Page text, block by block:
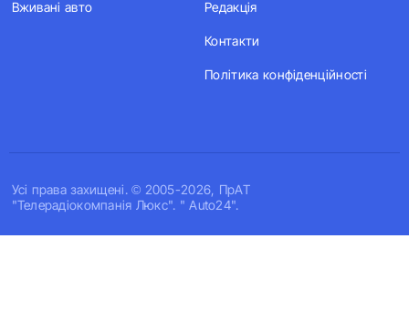
Усi права захищенi. © 2005-2026, ПрАТ
"Телерадіокомпанія Люкс". " Auto24".
Вживані авто Редакція
Контакти
Політика конфіденційності